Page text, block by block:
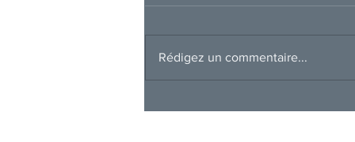
transmettre son entreprise en
Rédigez un commentaire...